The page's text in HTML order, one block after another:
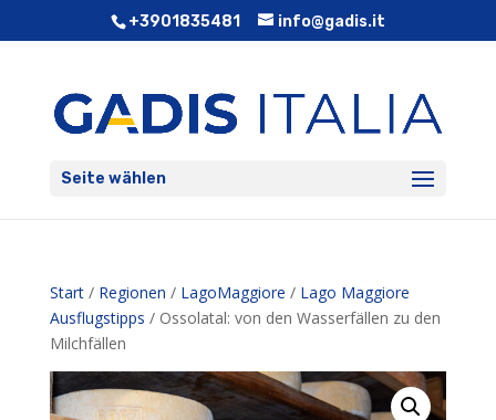
+3901835481 info@gadis.it
Seite wählen
Start/ Regionen / LagoMaggiore / Lago Maggiore
Ausflugstipps / Ossolatal: von den Wasserfällen zu den
Milchfällen